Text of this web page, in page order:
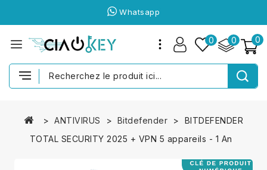
Whatsapp
0
0
0
ANTIVIRUS Bitdefender
BITDEFENDER
TOTAL SECURITY 2025 + VPN 5 appareils - 1 An